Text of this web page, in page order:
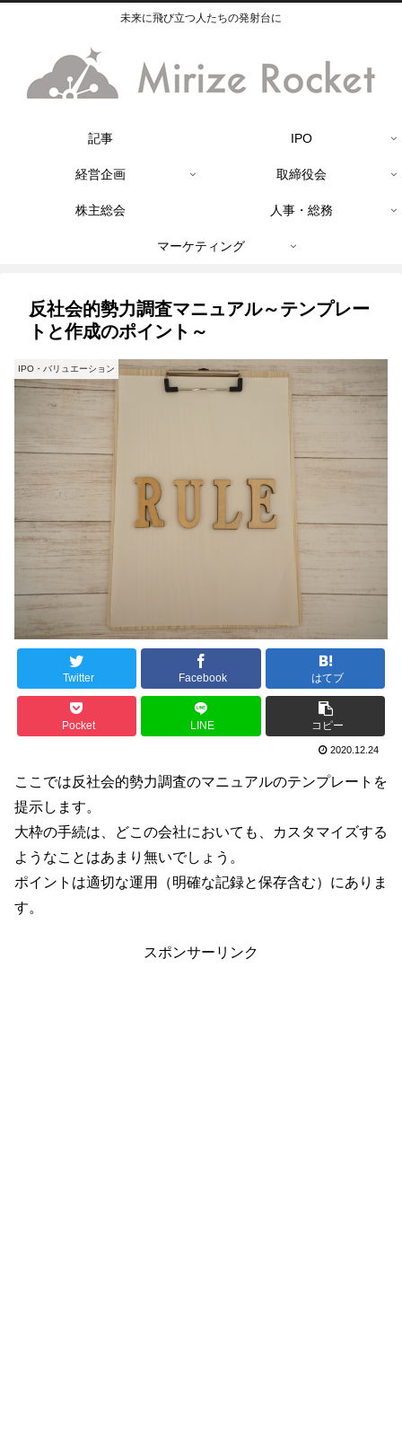
未来に飛び立つ人たちの発射台に
記事 IPO
経営企画 取締役会
株主総会 人事・総務
マーケティング
反社会的勢力調査マニュアル～テンプレー
トと作成のポイント～
IPO・バリュエーション
Twitter Facebook はてブ
Pocket LINE コピー
2020.12.24
ここでは反社会的勢力調査のマニュアルのテンプレートを
提示します。
大枠の手続は、どこの会社においても、カスタマイズする
ようなことはあまり無いでしょう。
ポイントは適切な運用（明確な記録と保存含む）にありま
す。
スポンサーリンク